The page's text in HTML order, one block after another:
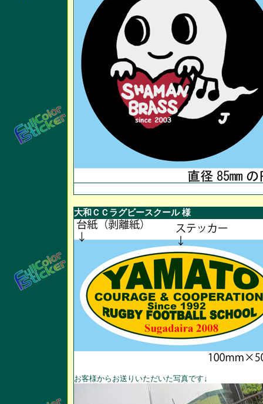
大和ＣＣラグビースクール 様
お客様からお送りいただいた写真です↓